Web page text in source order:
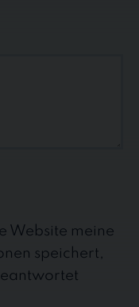
Website meine
speichert,